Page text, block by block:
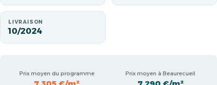
LIVRAISON
10/2024
Prix moyen du programme Prix moyen à Beaurecueil